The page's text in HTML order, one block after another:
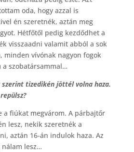
oda, hogy azzal is
én szeretnék, aztán meg
Hétfőtől pedig kezdődhet a
visszaadni valamit abból a sok
minden vívónak nagyon fogok
szobatársammal…
tizedikén jöttél volna haza.
a fiúkat megvárom. A párbajtőr
lesz, nekik szeretnék a
aztán 16-án indulok haza. Az
nálam lesz…